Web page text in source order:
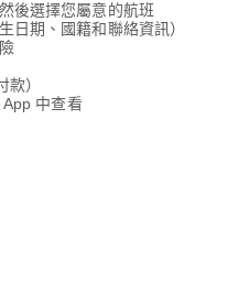
後選擇您屬意的航班
日期、國籍和聯絡資訊）
）
中查看